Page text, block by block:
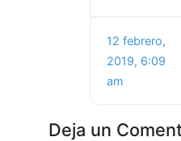
12 febrero,
2019, 6:09
am
Deja un